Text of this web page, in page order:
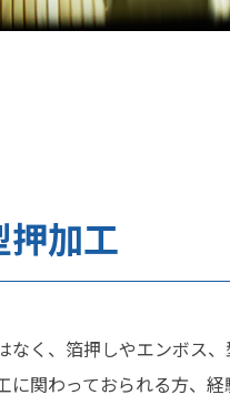
押加工
く、箔押しやエンボス、
に関わっておられる方、